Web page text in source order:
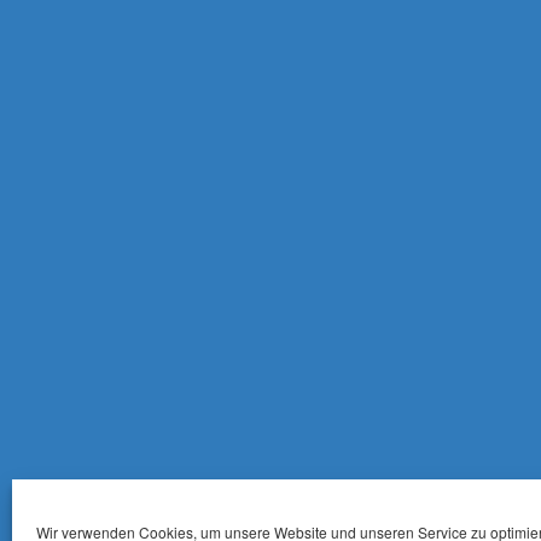
Wir verwenden Cookies, um unsere Website und unseren Service zu